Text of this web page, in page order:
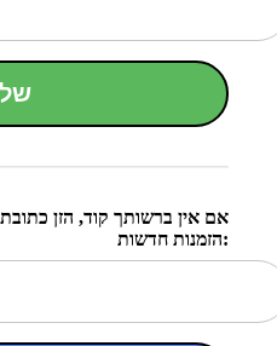
אם אין ברשותך קוד, הזן כתובת
הזמנות חדשות: